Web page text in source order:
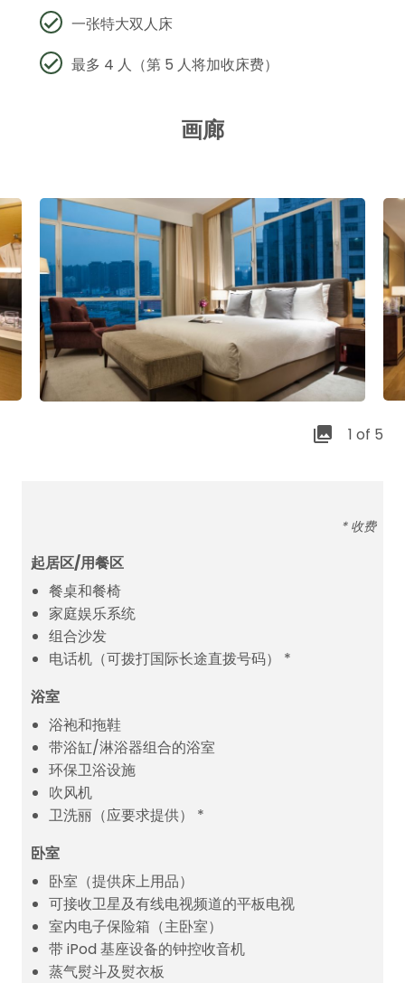
一张特大双人床
最多 4 人（第 5 人将加收床费）
画廊
1 of 5
* 收费
起居区/用餐区
餐桌和餐椅
家庭娱乐系统
组合沙发
电话机（可拨打国际长途直拨号码） *
浴室
浴袍和拖鞋
带浴缸/淋浴器组合的浴室
环保卫浴设施
吹风机
卫洗丽（应要求提供） *
卧室
卧室（提供床上用品）
可接收卫星及有线电视频道的平板电视
室内电子保险箱（主卧室）
带 iPod 基座设备的钟控收音机
蒸气熨斗及熨衣板